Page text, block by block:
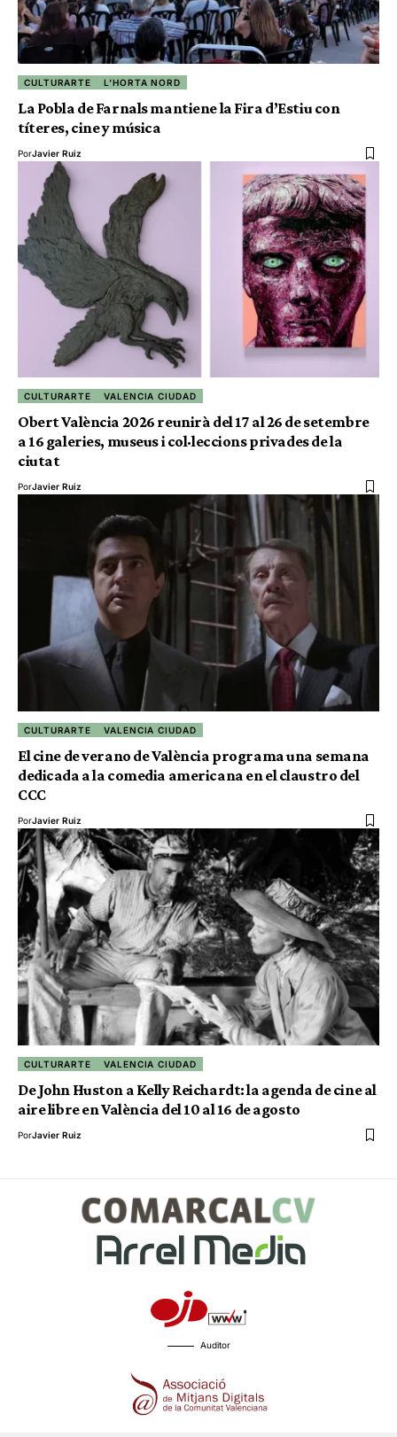
CULTURARTE L'HORTA NORD
La Pobla de Farnals mantiene la Fira d’Estiu con
títeres, cine y música
PorJavier Ruiz
CULTURARTE VALENCIA CIUDAD
Obert València 2026 reunirà del 17 al 26 de setembre
a 16 galeries, museus i col·leccions privades de la
ciutat
PorJavier Ruiz
CULTURARTE VALENCIA CIUDAD
El cine de verano de València programa una semana
dedicada a la comedia americana en el claustro del
CCC
PorJavier Ruiz
CULTURARTE VALENCIA CIUDAD
De John Huston a Kelly Reichardt: la agenda de cine al
aire libre en València del 10 al 16 de agosto
PorJavier Ruiz
Auditor